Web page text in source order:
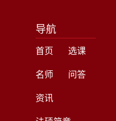
导航
首页
选课
名师
问答
资讯